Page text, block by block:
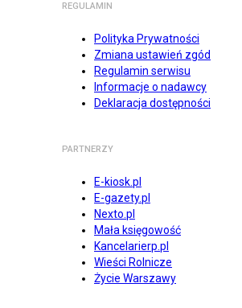
REGULAMIN
Polityka Prywatności
Zmiana ustawień zgód
Regulamin serwisu
Informacje o nadawcy
Deklaracja dostępności
PARTNERZY
E-kiosk.pl
E-gazety.pl
Nexto.pl
Mała księgowość
Kancelarierp.pl
Wieści Rolnicze
Życie Warszawy